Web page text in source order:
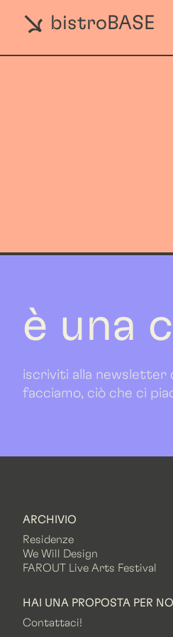
bistroBASE
è una
iscriviti alla newsletter
facciamo, ciò che ci
ARCHIVIO
Residenze
We Will Design
FAROUT Live Arts Festival
HAI UNA PROPOSTA PER
Contattaci!